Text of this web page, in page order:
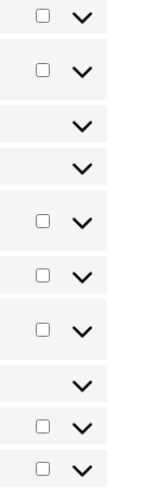
google-
google-
Consent
service
Consent
soundcloud
service
Consent
service
Consent
service
Consent
linkedin
whatsapp
Consent
Consent